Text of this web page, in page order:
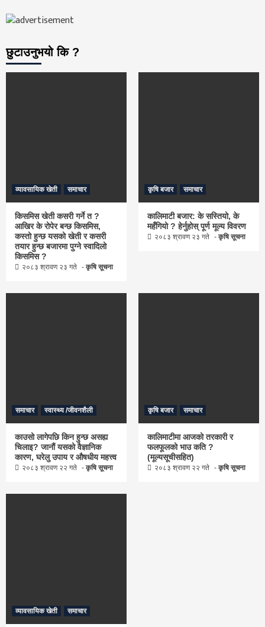
छुटाउनुभयो कि ?
व्यावसायिक खेती समाचार
किसमिस खेती कसरी गर्ने त ?
आखिर के रोपेर बन्छ किसमिस,
कस्तो हुन्छ यसको खेती र कसरी
तयार हुन्छ बजारमा पुग्ने स्वादिलो
किसमिस ?
२०८३ श्रावण २३ गते कृषि सूचना
कृषि बजार समाचार
कालिमाटी बजार: के सस्तियो, के
महँगियो ? हेर्नुहोस् पूर्ण मूल्य विवरण
२०८३ श्रावण २३ गते कृषि सूचना
समाचार स्वास्थ्य /जीवनशैली
काउसो लागेपछि किन हुन्छ असह्य
चिलाइ? जानौं यसको वैज्ञानिक
कारण, घरेलु उपाय र औषधीय महत्त्व
२०८३ श्रावण २२ गते कृषि सूचना
कृषि बजार समाचार
कालिमाटीमा आजको तरकारी र
फलफूलको भाउ कति ?
(मूल्यसूचीसहित)
२०८३ श्रावण २२ गते कृषि सूचना
व्यावसायिक खेती समाचार